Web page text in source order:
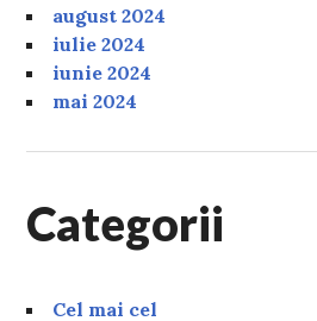
august 2024
iulie 2024
iunie 2024
mai 2024
Categorii
Cel mai cel